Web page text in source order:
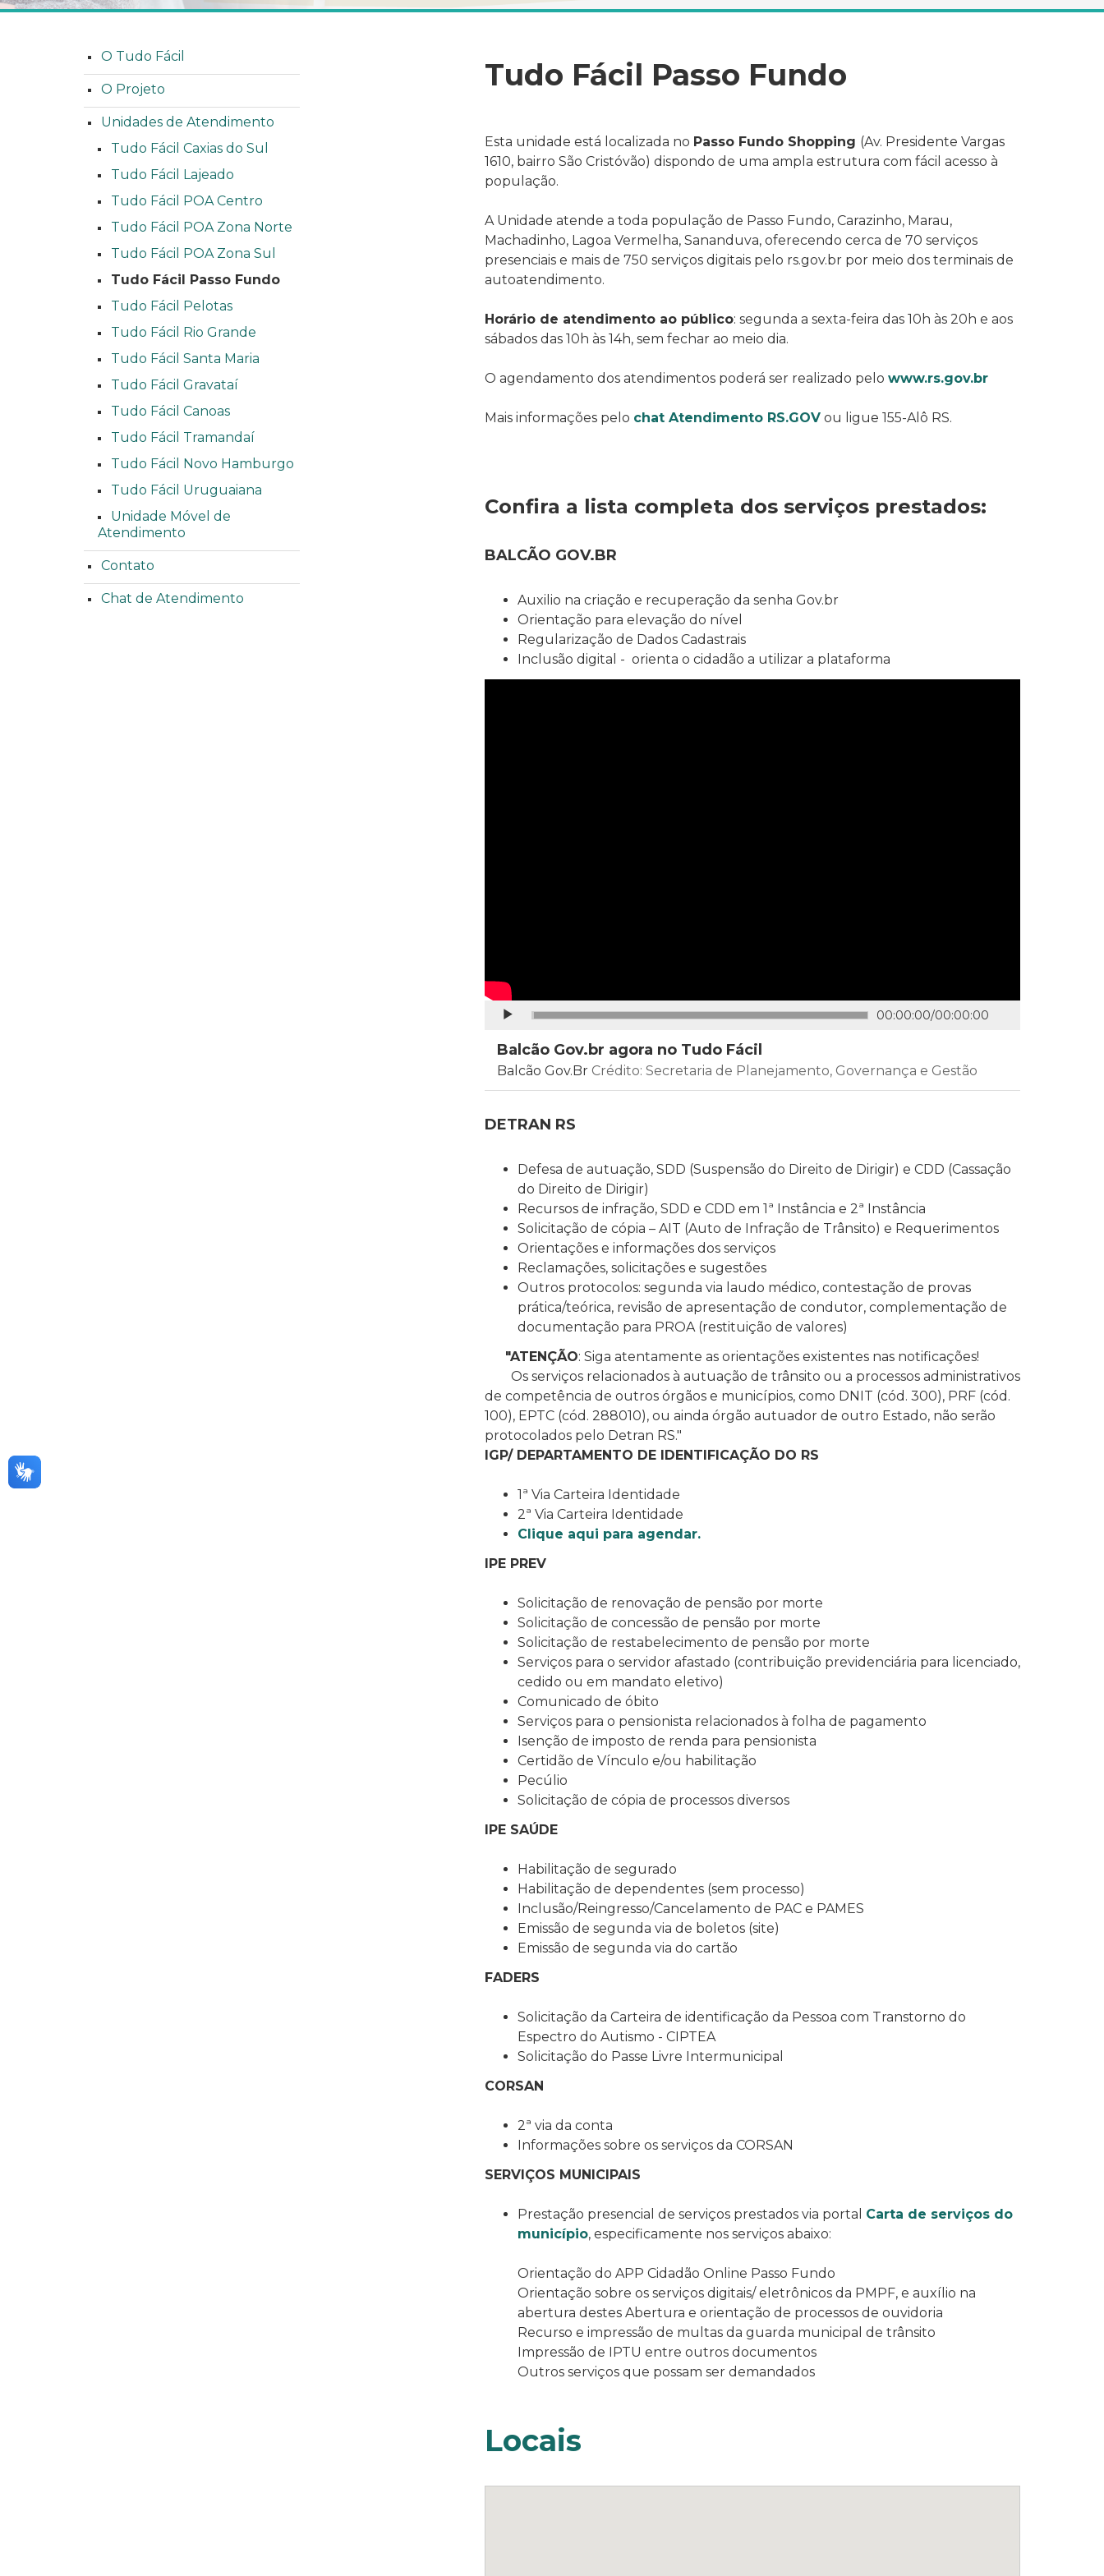
Tudo Fácil Passo Fundo
Esta unidade está localizada no Passo Fundo Shopping (Av. Presidente Vargas
1610, bairro São Cristóvão) dispondo de uma ampla estrutura com fácil acesso à
população.
A Unidade atende a toda população de Passo Fundo, Carazinho, Marau,
Machadinho, Lagoa Vermelha, Sananduva, oferecendo cerca de 70 serviços
presenciais e mais de 750 serviços digitais pelo rs.gov.br por meio dos terminais de
autoatendimento.
Horário de atendimento ao público: segunda a sexta-feira das 10h às 20h e aos
sábados das 10h às 14h, sem fechar ao meio dia.
O agendamento dos atendimentos poderá ser realizado pelo www.rs.gov.br
Mais informações pelo chat Atendimento RS.GOVou ligue 155-Alô RS.
Confira a lista completa dos serviços prestados:
BALCÃO GOV.BR
Auxilio na criação e recuperação da senha Gov.br
Orientação para elevação do nível
Regularização de Dados Cadastrais
Inclusão digital - orienta o cidadão a utilizar a plataforma
Continuar 00:00:00/00:00:00
Balcão Gov.br agora no Tudo Fácil
Balcão Gov.Br Crédito: Secretaria de Planejamento, Governança e Gestão
DETRAN RS
Defesa de autuação, SDD (Suspensão do Direito de Dirigir) e CDD (Cassação
do Direito de Dirigir)
Recursos de infração, SDD e CDD em 1ª Instância e 2ª Instância
Solicitação de cópia – AIT (Auto de Infração de Trânsito) e Requerimentos
Orientações e informações dos serviços
Reclamações, solicitações e sugestões
Outros protocolos: segunda via laudo médico, contestação de provas
prática/teórica, revisão de apresentação de condutor, complementação de
documentação para PROA (restituição de valores)
"ATENÇÃO: Siga atentamente as orientações existentes nas notificações!
Os serviços relacionados à autuação de trânsito ou a processos administrativos
de competência de outros órgãos e municípios, como DNIT (cód. 300), PRF (cód.
100), EPTC (cód. 288010), ou ainda órgão autuador de outro Estado, não serão
protocolados pelo Detran RS."
IGP/ DEPARTAMENTO DE IDENTIFICAÇÃO DO RS
1ª Via Carteira Identidade
2ª Via Carteira Identidade
Clique aqui para agendar.
IPE PREV
Solicitação de renovação de pensão por morte
Solicitação de concessão de pensão por morte
Solicitação de restabelecimento de pensão por morte
Serviços para o servidor afastado (contribuição previdenciária para licenciado,
cedido ou em mandato eletivo)
Comunicado de óbito
Serviços para o pensionista relacionados à folha de pagamento
Isenção de imposto de renda para pensionista
Certidão de Vínculo e/ou habilitação
Pecúlio
Solicitação de cópia de processos diversos
IPE SAÚDE
Habilitação de segurado
Habilitação de dependentes (sem processo)
Inclusão/Reingresso/Cancelamento de PAC e PAMES
Emissão de segunda via de boletos (site)
Emissão de segunda via do cartão
FADERS
Solicitação da Carteira de identificação da Pessoa com Transtorno do
Espectro do Autismo - CIPTEA
Solicitação do Passe Livre Intermunicipal
CORSAN
2ª via da conta
Informações sobre os serviços da CORSAN
SERVIÇOS MUNICIPAIS
Prestação presencial de serviços prestados via portal Carta de serviços do
município, especificamente nos serviços abaixo:
Orientação do APP Cidadão Online Passo Fundo
Orientação sobre os serviços digitais/ eletrônicos da PMPF, e auxílio na
abertura destes Abertura e orientação de processos de ouvidoria
Recurso e impressão de multas da guarda municipal de trânsito
Impressão de IPTU entre outros documentos
Outros serviços que possam ser demandados
Locais
O Tudo Fácil
O Projeto
Unidades de Atendimento
Tudo Fácil Caxias do Sul
Tudo Fácil Lajeado
Tudo Fácil POA Centro
Tudo Fácil POA Zona Norte
Tudo Fácil POA Zona Sul
Tudo Fácil Passo Fundo
Tudo Fácil Pelotas
Tudo Fácil Rio Grande
Tudo Fácil Santa Maria
Tudo Fácil Gravataí
Tudo Fácil Canoas
Tudo Fácil Tramandaí
Tudo Fácil Novo Hamburgo
Tudo Fácil Uruguaiana
Unidade Móvel de
Atendimento
Contato
Chat de Atendimento